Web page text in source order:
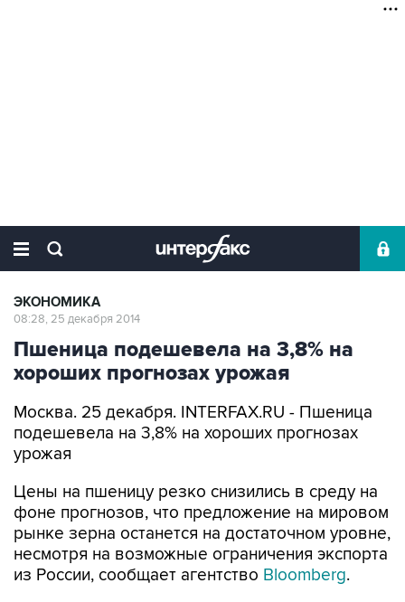
ЭКОНОМИКА
08:28, 25 декабря 2014
Пшеница подешевела на 3,8% на
хороших прогнозах урожая
Москва. 25 декабря. INTERFAX.RU - Пшеница
подешевела на 3,8% на хороших прогнозах
урожая
Цены на пшеницу резко снизились в среду на
фоне прогнозов, что предложение на мировом
рынке зерна останется на достаточном уровне,
несмотря на возможные ограничения экспорта
из России, сообщает агентство Bloomberg.